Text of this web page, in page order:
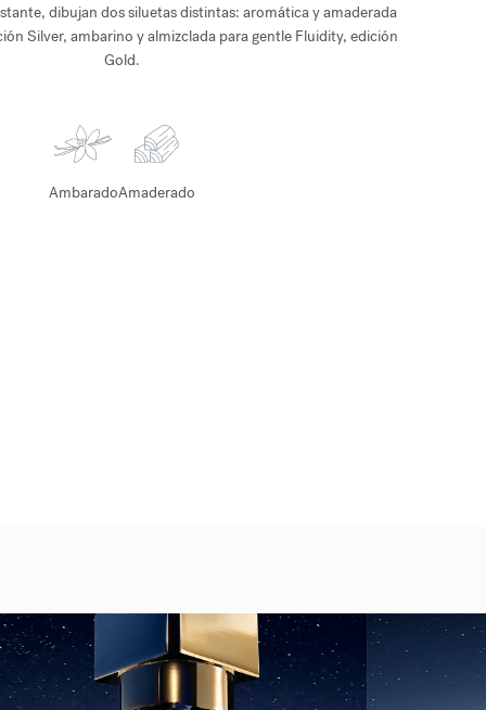
dibujan dos siluetas distintas: aromática y amaderada
Silver, ambarino y almizclada para gentle Fluidity, edición
Gold.
AmbaradoAmaderado